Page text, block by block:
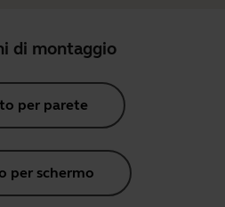
di montaggio
per parete
per schermo